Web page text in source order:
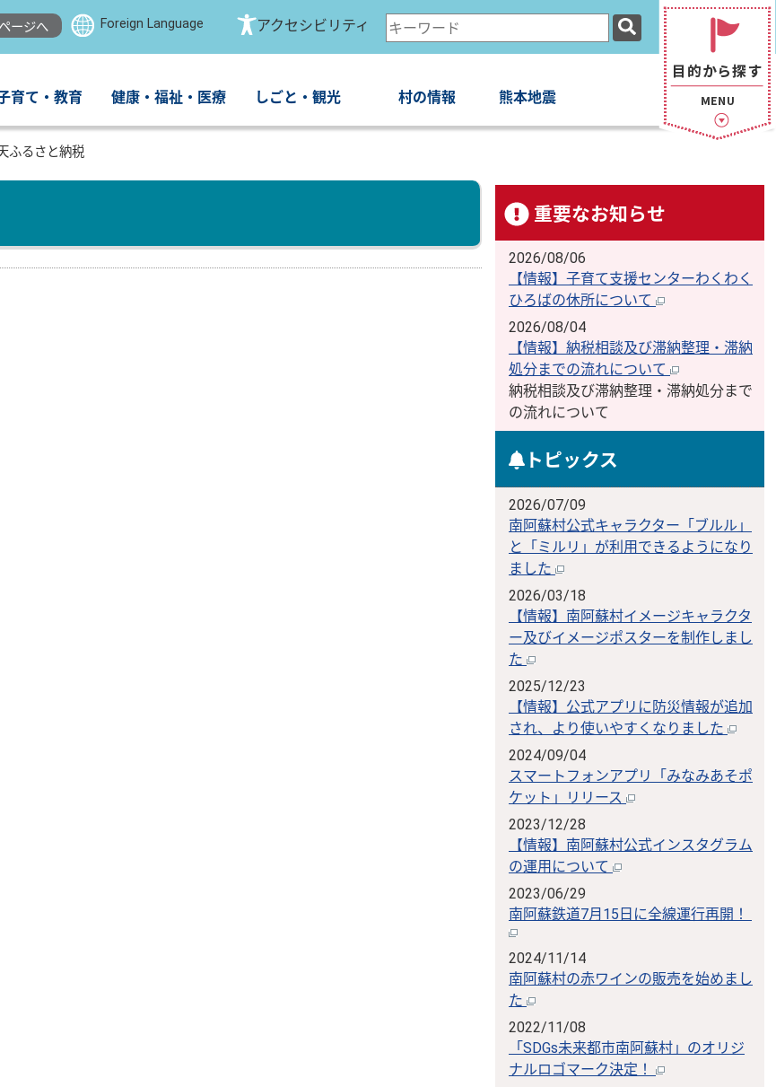
ージへ Foreign Language アクセシビリティ
検
索
ー
ー
育て・教育 健康・福祉・医療 しごと・観光 村の情報 熊本地震
ふるさと納税
重要なお知らせ
2026/08/06
【情報】子育て支援センターわくわく
ひろばの休所について
2026/08/04
【情報】納税相談及び滞納整理・滞納
処分までの流れについて
納税相談及び滞納整理・滞納処分まで
の流れについて
トピックス
2026/07/09
南阿蘇村公式キャラクター「ブルル」
と「ミルリ」が利用できるようになり
ました
2026/03/18
【情報】南阿蘇村イメージキャラクタ
ー及びイメージポスターを制作しまし
た
2025/12/23
【情報】公式アプリに防災情報が追加
され、より使いやすくなりました
2024/09/04
スマートフォンアプリ「みなみあそポ
ケット」リリース
2023/12/28
【情報】南阿蘇村公式インスタグラム
の運用について
2023/06/29
南阿蘇鉄道7月15日に全線運行再開！
2024/11/14
南阿蘇村の赤ワインの販売を始めまし
た
2022/11/08
「SDGs未来都市南阿蘇村」のオリジ
ナルロゴマーク決定！